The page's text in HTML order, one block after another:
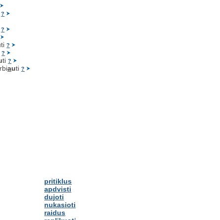
?
?
ti?
?
ti?
auti?
pritiklus
apdvisti
dujoti
nukasioti
raidus